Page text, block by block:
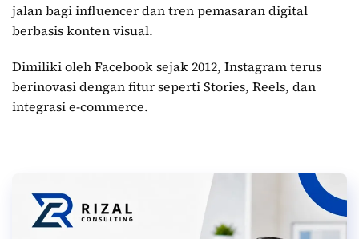
jalan bagi influencer dan tren pemasaran digital
berbasis konten visual.
Dimiliki oleh Facebook sejak 2012, Instagram terus
berinovasi dengan fitur seperti Stories, Reels, dan
integrasi e-commerce.